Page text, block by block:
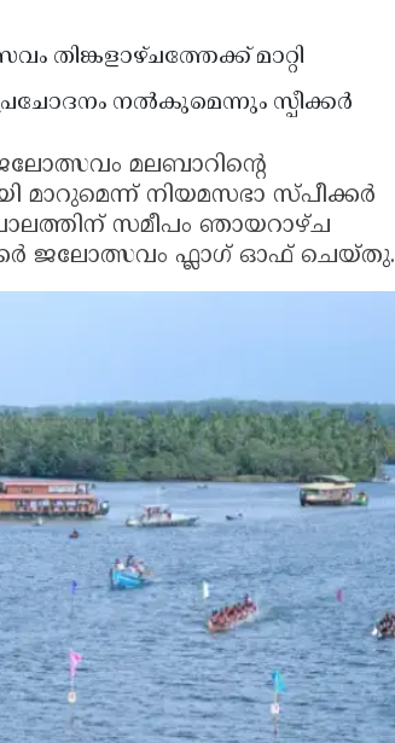
മാറ്റി
നൽകുമെന്നും സ്പീക്കർ
മലബാറിന്റെ
മാറുമെന്ന് നിയമസഭാ സ്പീക്കർ
സമീപം ഞായറാഴ്ച
ജലോത്സവം ഫ്ലാഗ് ഓഫ് ചെയ്തു.